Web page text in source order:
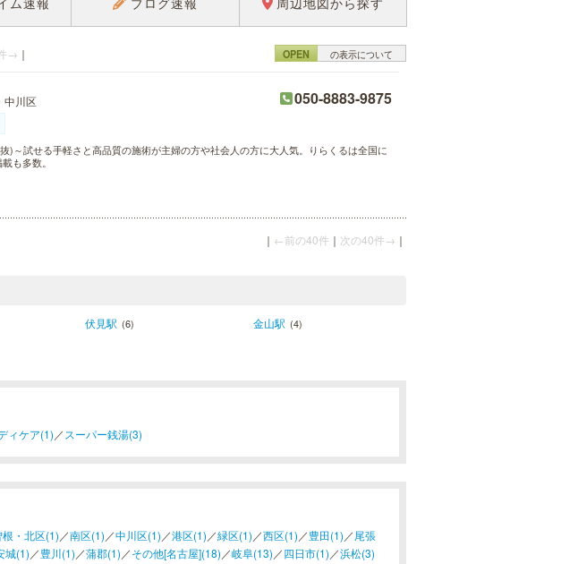
ム速報 ブログ速報 周辺地図から探す
→ ｜ OPEN の表示について
中川区 050-8883-9875
)～試せる手軽さと高品質の施術が主婦の方や社会人の方に大人気。りらくるは全国に
も多数。
｜ ←前の40件 ｜ 次の40件→ ｜
伏見駅 (6) 金山駅 (4)
ィケア(1) ／ スーパー銭湯(3)
・北区(1) ／南区(1) ／中川区(1) ／港区(1) ／緑区(1) ／西区(1) ／豊田(1) ／尾張
城(1) ／豊川(1) ／蒲郡(1) ／その他[名古屋](18) ／岐阜(13) ／四日市(1) ／浜松(3)